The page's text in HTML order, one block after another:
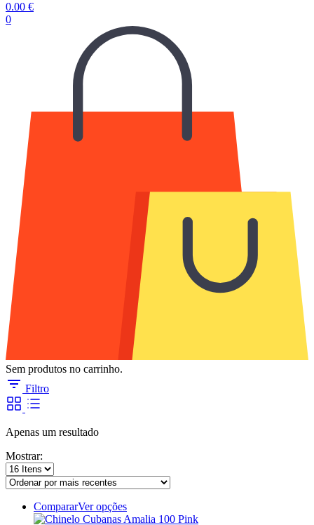
0.00 €
0
Sem produtos no carrinho.
Filtro
Apenas um resultado
Mostrar:
CompararVer opçõesThis
product